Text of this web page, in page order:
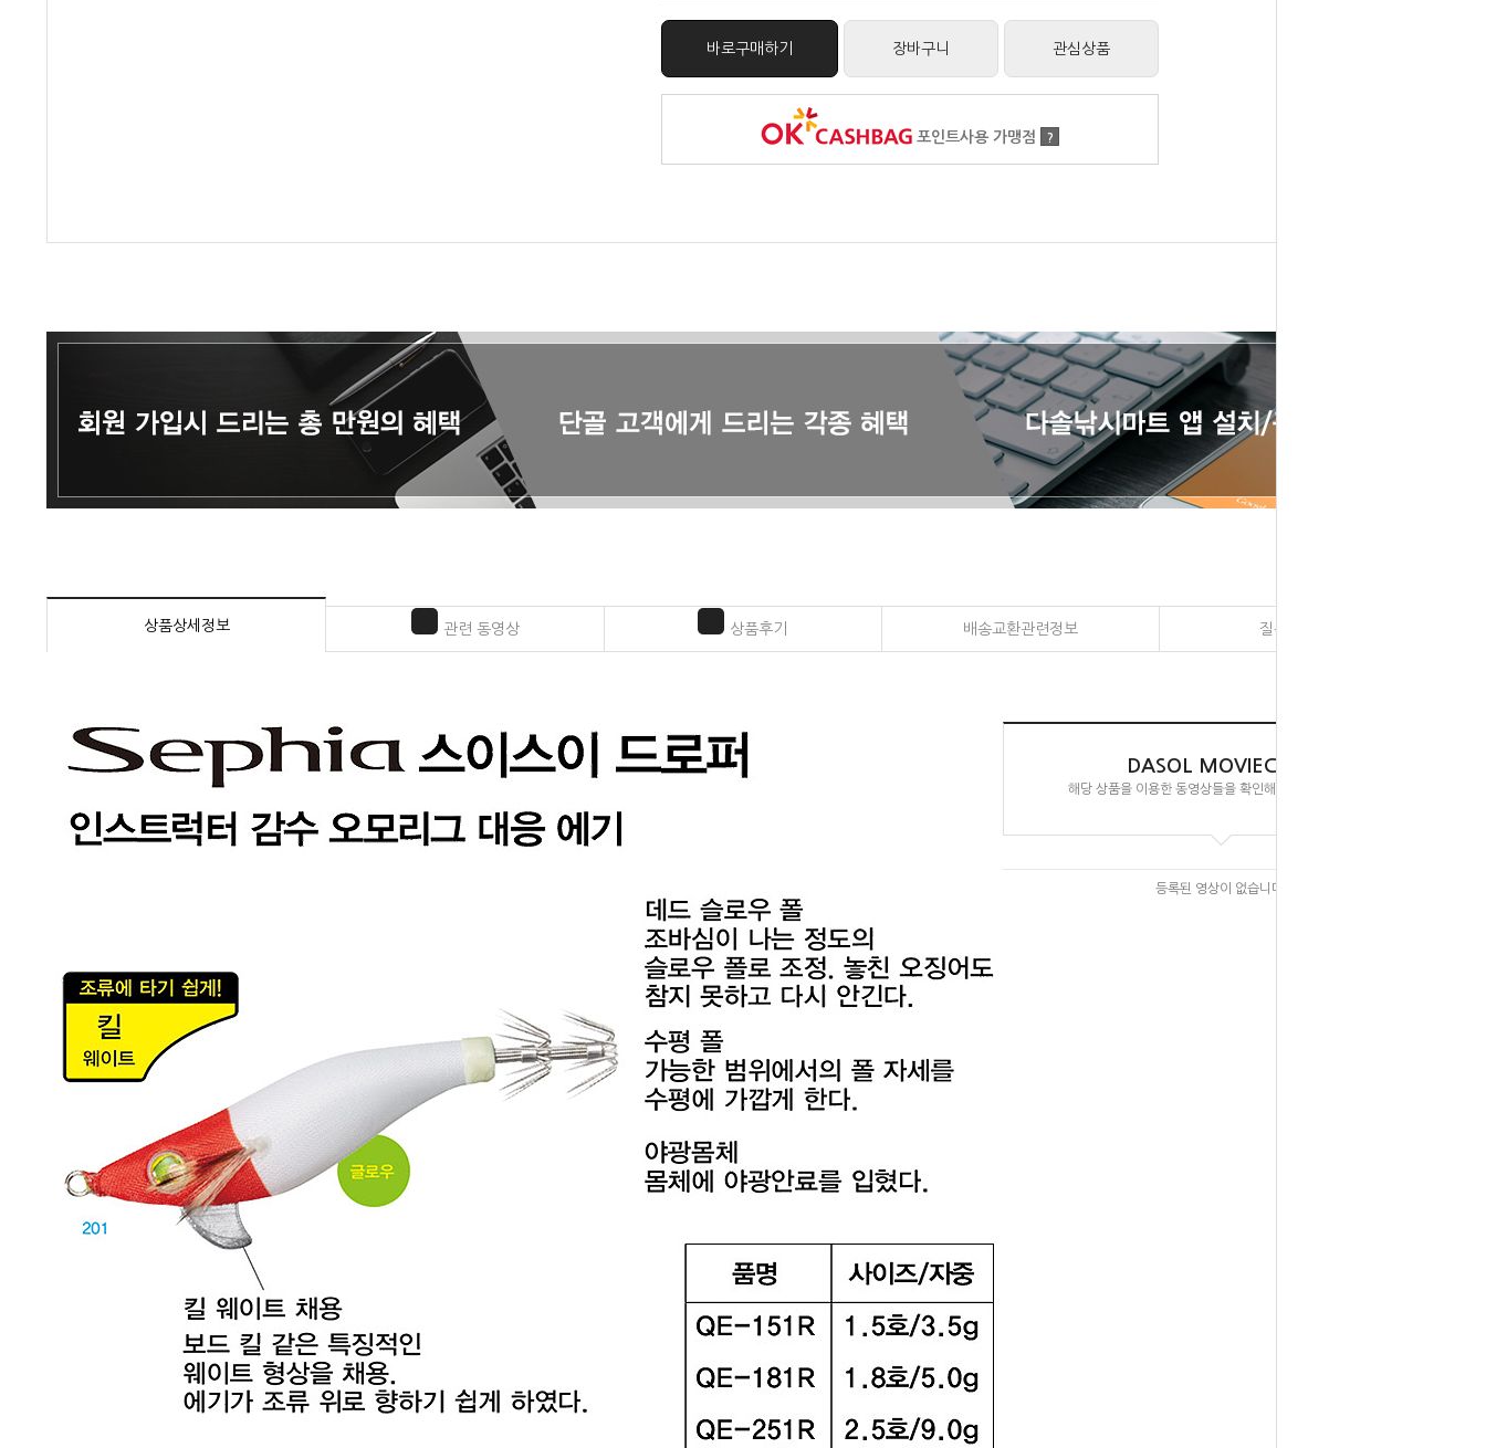
바로구매하기 장바구니 관심상품
포인트사용 가맹점 ?
상품상세정보 관련 동영상 상품후기 배송교환관련정보 질문과 대답
DASOL MOVIECLIPS
해당 상품을 이용한 동영상들을 확인해 보실 수 있습니다.
등록된 영상이 없습니다.